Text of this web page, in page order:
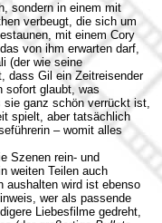
sondern in einem mit
verbeugt, die sich um
mit einem Cory
von ihm erwarten darf,
(der wie seine
dass Gil ein Zeitreisender
sofort glaubt, was
sie ganz schön verrückt ist,
spielt, aber tatsächlich
– womit alles
Szenen rein- und
weiten Teilen auch
aushalten wird ist ebenso
wer als passende
Liebesfilme gedreht,